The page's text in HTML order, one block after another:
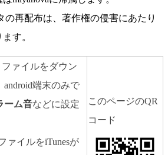
の再配布は、著作権の侵害にあたり
す。
ファイルをダウン
端末のみで
ーム音などに設定
ァイルをiTunesが
このページのQR
コード